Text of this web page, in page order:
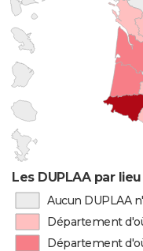
Les DUPLAA par
Aucun DUPLAA
Département
Département